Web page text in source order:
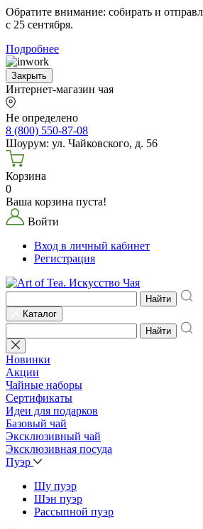
Обратите внимание: собирать и
с 25 сентября.
Подробнее
Закрыть
Интернет-магазин чая
Не определено
8 (800) 550-87-08
Шоурум: ул. Чайковского, д. 56
Корзина
0
Ваша корзина пуста!
Войти
Вход в личный кабинет
Регистрация
Найти
Каталог
Найти
Новинки
Акции
Чайные наборы
Сертификаты
Идеи для подарков
Базовый чай
Эксклюзивный чай
Эксклюзивная посуда
Пуэр
Шу пуэр
Шэн пуэр
Рассыпной пуэр